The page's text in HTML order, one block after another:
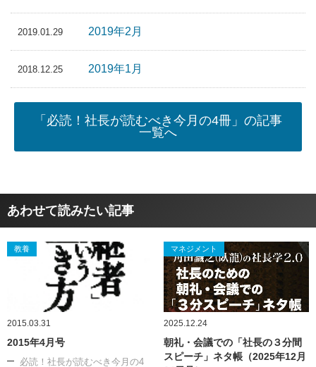
2019.01.29 2019年2月
2018.12.25 2019年1月
「必読！社長が読むべき今月の4冊」の記事
一覧へ
あわせて読みたい記事
教養
2015.03.31
2015年4月号
必読！社長が読むべき今月の4
マネジメント
2025.12.24
朝礼・会議での「社長の３分間
スピーチ」ネタ帳（2025年12月